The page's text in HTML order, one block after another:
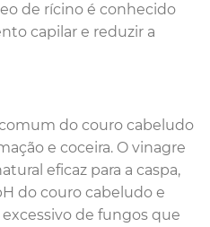
de rícino é conhecido
capilar e reduzir a
do couro cabeludo
e coceira. O vinagre
eficaz para a caspa,
do couro cabeludo e
de fungos que